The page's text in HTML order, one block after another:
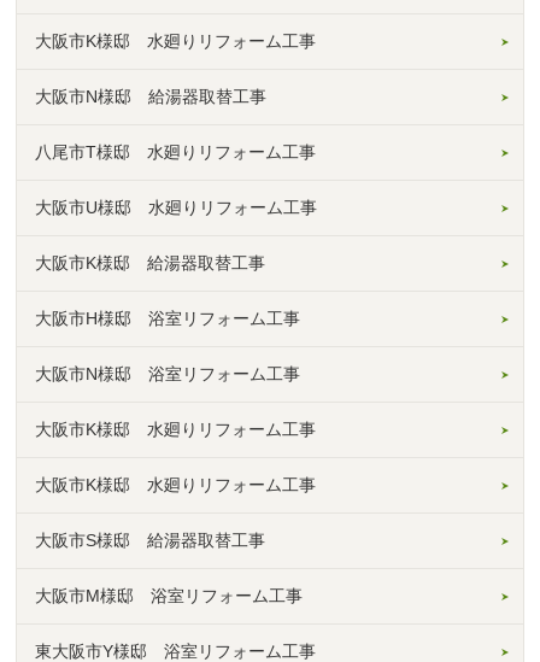
大阪市K様邸 水廻りリフォーム工事
大阪市N様邸 給湯器取替工事
八尾市T様邸 水廻りリフォーム工事
大阪市U様邸 水廻りリフォーム工事
大阪市K様邸 給湯器取替工事
大阪市H様邸 浴室リフォーム工事
大阪市N様邸 浴室リフォーム工事
大阪市K様邸 水廻りリフォーム工事
大阪市K様邸 水廻りリフォーム工事
大阪市S様邸 給湯器取替工事
大阪市M様邸 浴室リフォーム工事
東大阪市Y様邸 浴室リフォーム工事